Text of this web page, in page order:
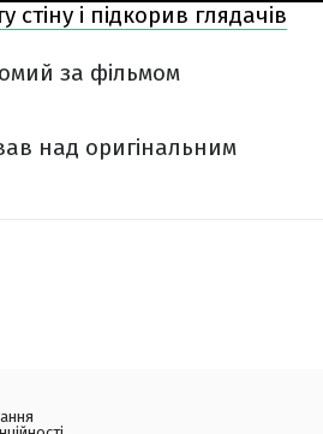
і підкорив глядачів
за фільмом
над оригінальним